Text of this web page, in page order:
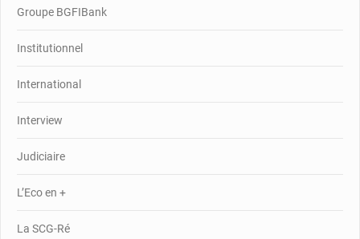
Groupe BGFIBank
Institutionnel
International
Interview
Judiciaire
L’Eco en +
La SCG-Ré